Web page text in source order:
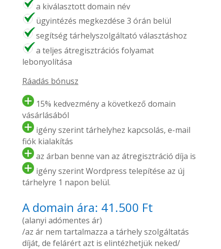
a kiválasztott domain név
ügyintézés megkezdése 3 órán belül
segítség tárhelyszolgáltató választáshoz
a teljes átregisztrációs folyamat
lebonyolítása
Ráadás bónusz
15% kedvezmény a következő domain
vásárlásából
igény szerint tárhelyhez kapcsolás, e-mail
fiók kialakítás
az árban benne van az átregisztráció díja is
igény szerint Wordpress telepítése az új
tárhelyre 1 napon belül.
A domain ára: 41.500 Ft
(alanyi adómentes ár)
/az ár nem tartalmazza a tárhely szolgáltatás
díját, de felárért azt is elintézhetjük neked/